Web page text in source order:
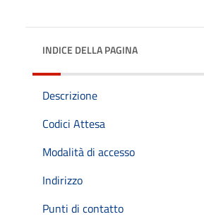
INDICE DELLA PAGINA
Descrizione
Codici Attesa
Modalità di accesso
Indirizzo
Punti di contatto